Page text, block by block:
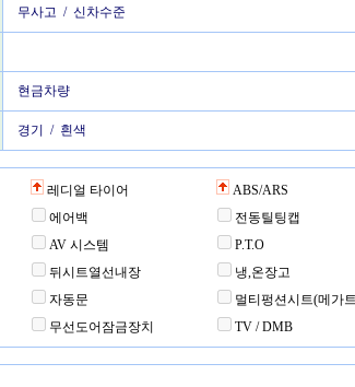
무사고 / 신차수준
현금차량
경기 / 흰색
레디얼 타이어
ABS/ARS
에어백
전동틸팅캡
AV 시스템
P.T.O
뒤시트열선내장
냉,온장고
자동문
멀티펑션시트(메가
무선도어잠금장치 TV / DMB